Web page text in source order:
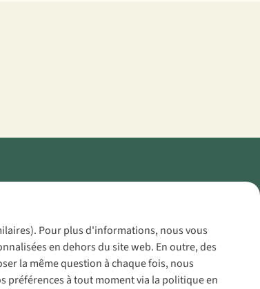
Pour plus d'informations, nous vous
en dehors du site web. En outre, des
la même question à chaque fois, nous
préférences à tout moment via la politique en